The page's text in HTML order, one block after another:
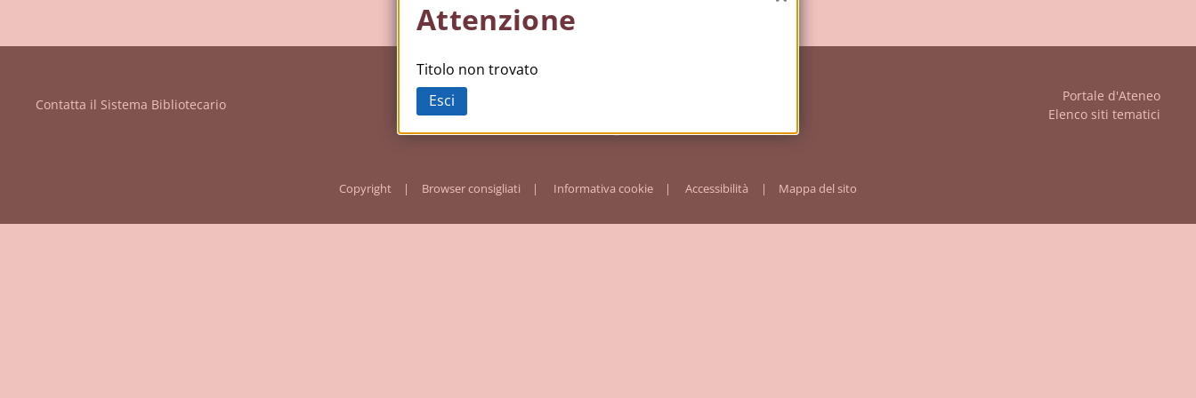
Contatta il Sistema Bibliotecario
Portale d'Ateneo
Elenco siti tematici
Copyright Browser consigliati Informativa cookie Accessibilità Mappa del sito
Attenzione
Titolo non trovato
Esci
Chiudi